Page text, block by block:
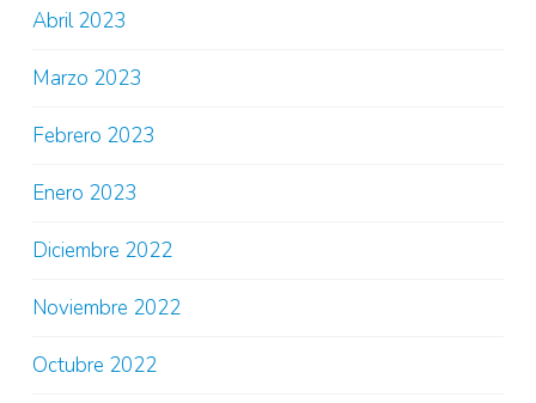
Abril 2023
Marzo 2023
Febrero 2023
Enero 2023
Diciembre 2022
Noviembre 2022
Octubre 2022